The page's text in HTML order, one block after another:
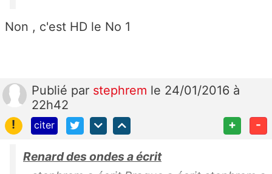
Non , c'est HD le No 1
Publié par stephrem le 24/01/2016 à
22h42
!
citer + -
Renard des ondes a écrit